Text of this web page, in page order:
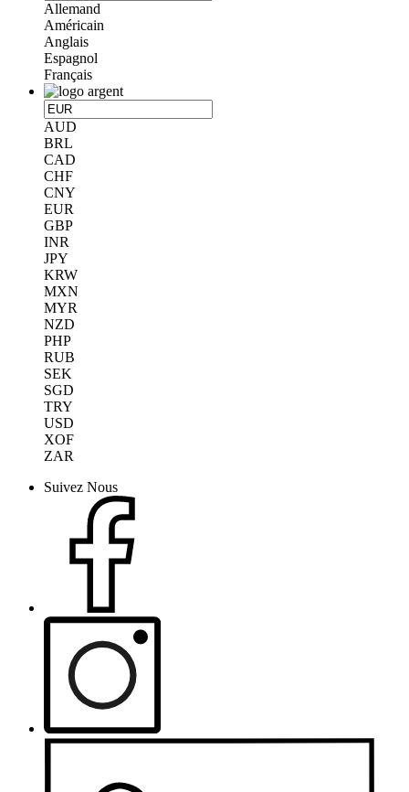
Allemand
Américain
Anglais
Espagnol
Français
AUD
BRL
CAD
CHF
CNY
EUR
GBP
INR
JPY
KRW
MXN
MYR
NZD
PHP
RUB
SEK
SGD
TRY
USD
XOF
ZAR
Suivez Nous